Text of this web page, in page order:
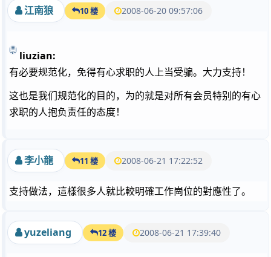
江南狼 10 楼 2008-06-20 09:57:06
liuzian:
有必要规范化，免得有心求职的人上当受骗。大力支持！
这也是我们规范化的目的，为的就是对所有会员特别的有心
求职的人抱负责任的态度！
李小龍 11 楼 2008-06-21 17:22:52
支持做法，這樣很多人就比較明確工作崗位的對應性了。
yuzeliang 12 楼 2008-06-21 17:39:40